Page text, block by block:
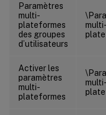
Paramètres
multi-
plateformes
des groupes
d’utilisateurs
multi-
Activer les
paramètres
multi-
plateformes
multi-